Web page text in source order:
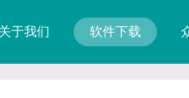
关于我们 软件下载